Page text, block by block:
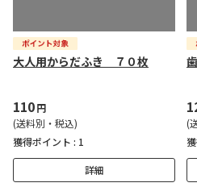
大人用からだふき ７０枚
110円
(送料別・税込)
獲得ポイント : 1
詳細
(